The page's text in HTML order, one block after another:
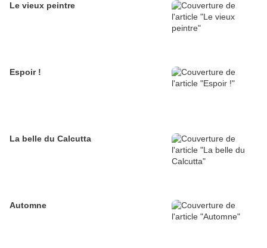
Le vieux peintre
Espoir !
La belle du Calcutta
Automne